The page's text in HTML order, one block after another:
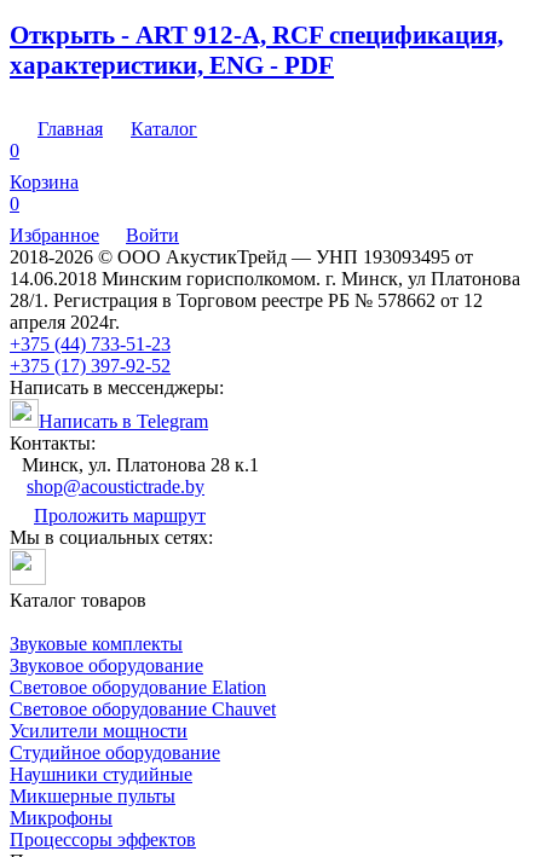
Открыть - ART 912-A, RCF спецификация,
характеристики, ENG - PDF
Главная
Каталог
0
Корзина
0
Избранное
Войти
2018-2026 © ООО АкустикТрейд — УНП 193093495 от
14.06.2018 Минским горисполкомом. г. Минск, ул Платонова
28/1. Регистрация в Торговом реестре РБ № 578662 от 12
апреля 2024г.
+375 (44) 733-51-23
+375 (17) 397-92-52
Написать в мессенджеры:
Написать в Telegram
Контакты:
Минск, ул. Платонова 28 к.1
shop@acoustictrade.by
Проложить маршрут
Мы в социальных сетях:
Каталог товаров
Звуковые комплекты
Звуковое оборудование
Световое оборудование Elation
Cветовое оборудование Chauvet
Усилители мощности
Студийное оборудование
Наушники студийные
Микшерные пульты
Микрофоны
Процессоры эффектов